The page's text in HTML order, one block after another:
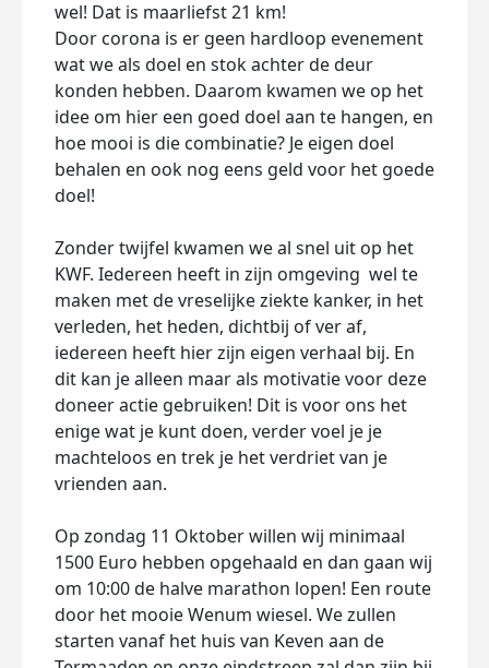
wel! Dat is maarliefst 21 km!
Door corona is er geen hardloop evenement
wat we als doel en stok achter de deur
konden hebben. Daarom kwamen we op het
idee om hier een goed doel aan te hangen, en
hoe mooi is die combinatie? Je eigen doel
behalen en ook nog eens geld voor het goede
doel!
Zonder twijfel kwamen we al snel uit op het
KWF. Iedereen heeft in zijn omgeving wel te
maken met de vreselijke ziekte kanker, in het
verleden, het heden, dichtbij of ver af,
iedereen heeft hier zijn eigen verhaal bij. En
dit kan je alleen maar als motivatie voor deze
doneer actie gebruiken! Dit is voor ons het
enige wat je kunt doen, verder voel je je
machteloos en trek je het verdriet van je
vrienden aan.
Op zondag 11 Oktober willen wij minimaal
1500 Euro hebben opgehaald en dan gaan wij
om 10:00 de halve marathon lopen! Een route
door het mooie Wenum wiesel. We zullen
starten vanaf het huis van Keven aan de